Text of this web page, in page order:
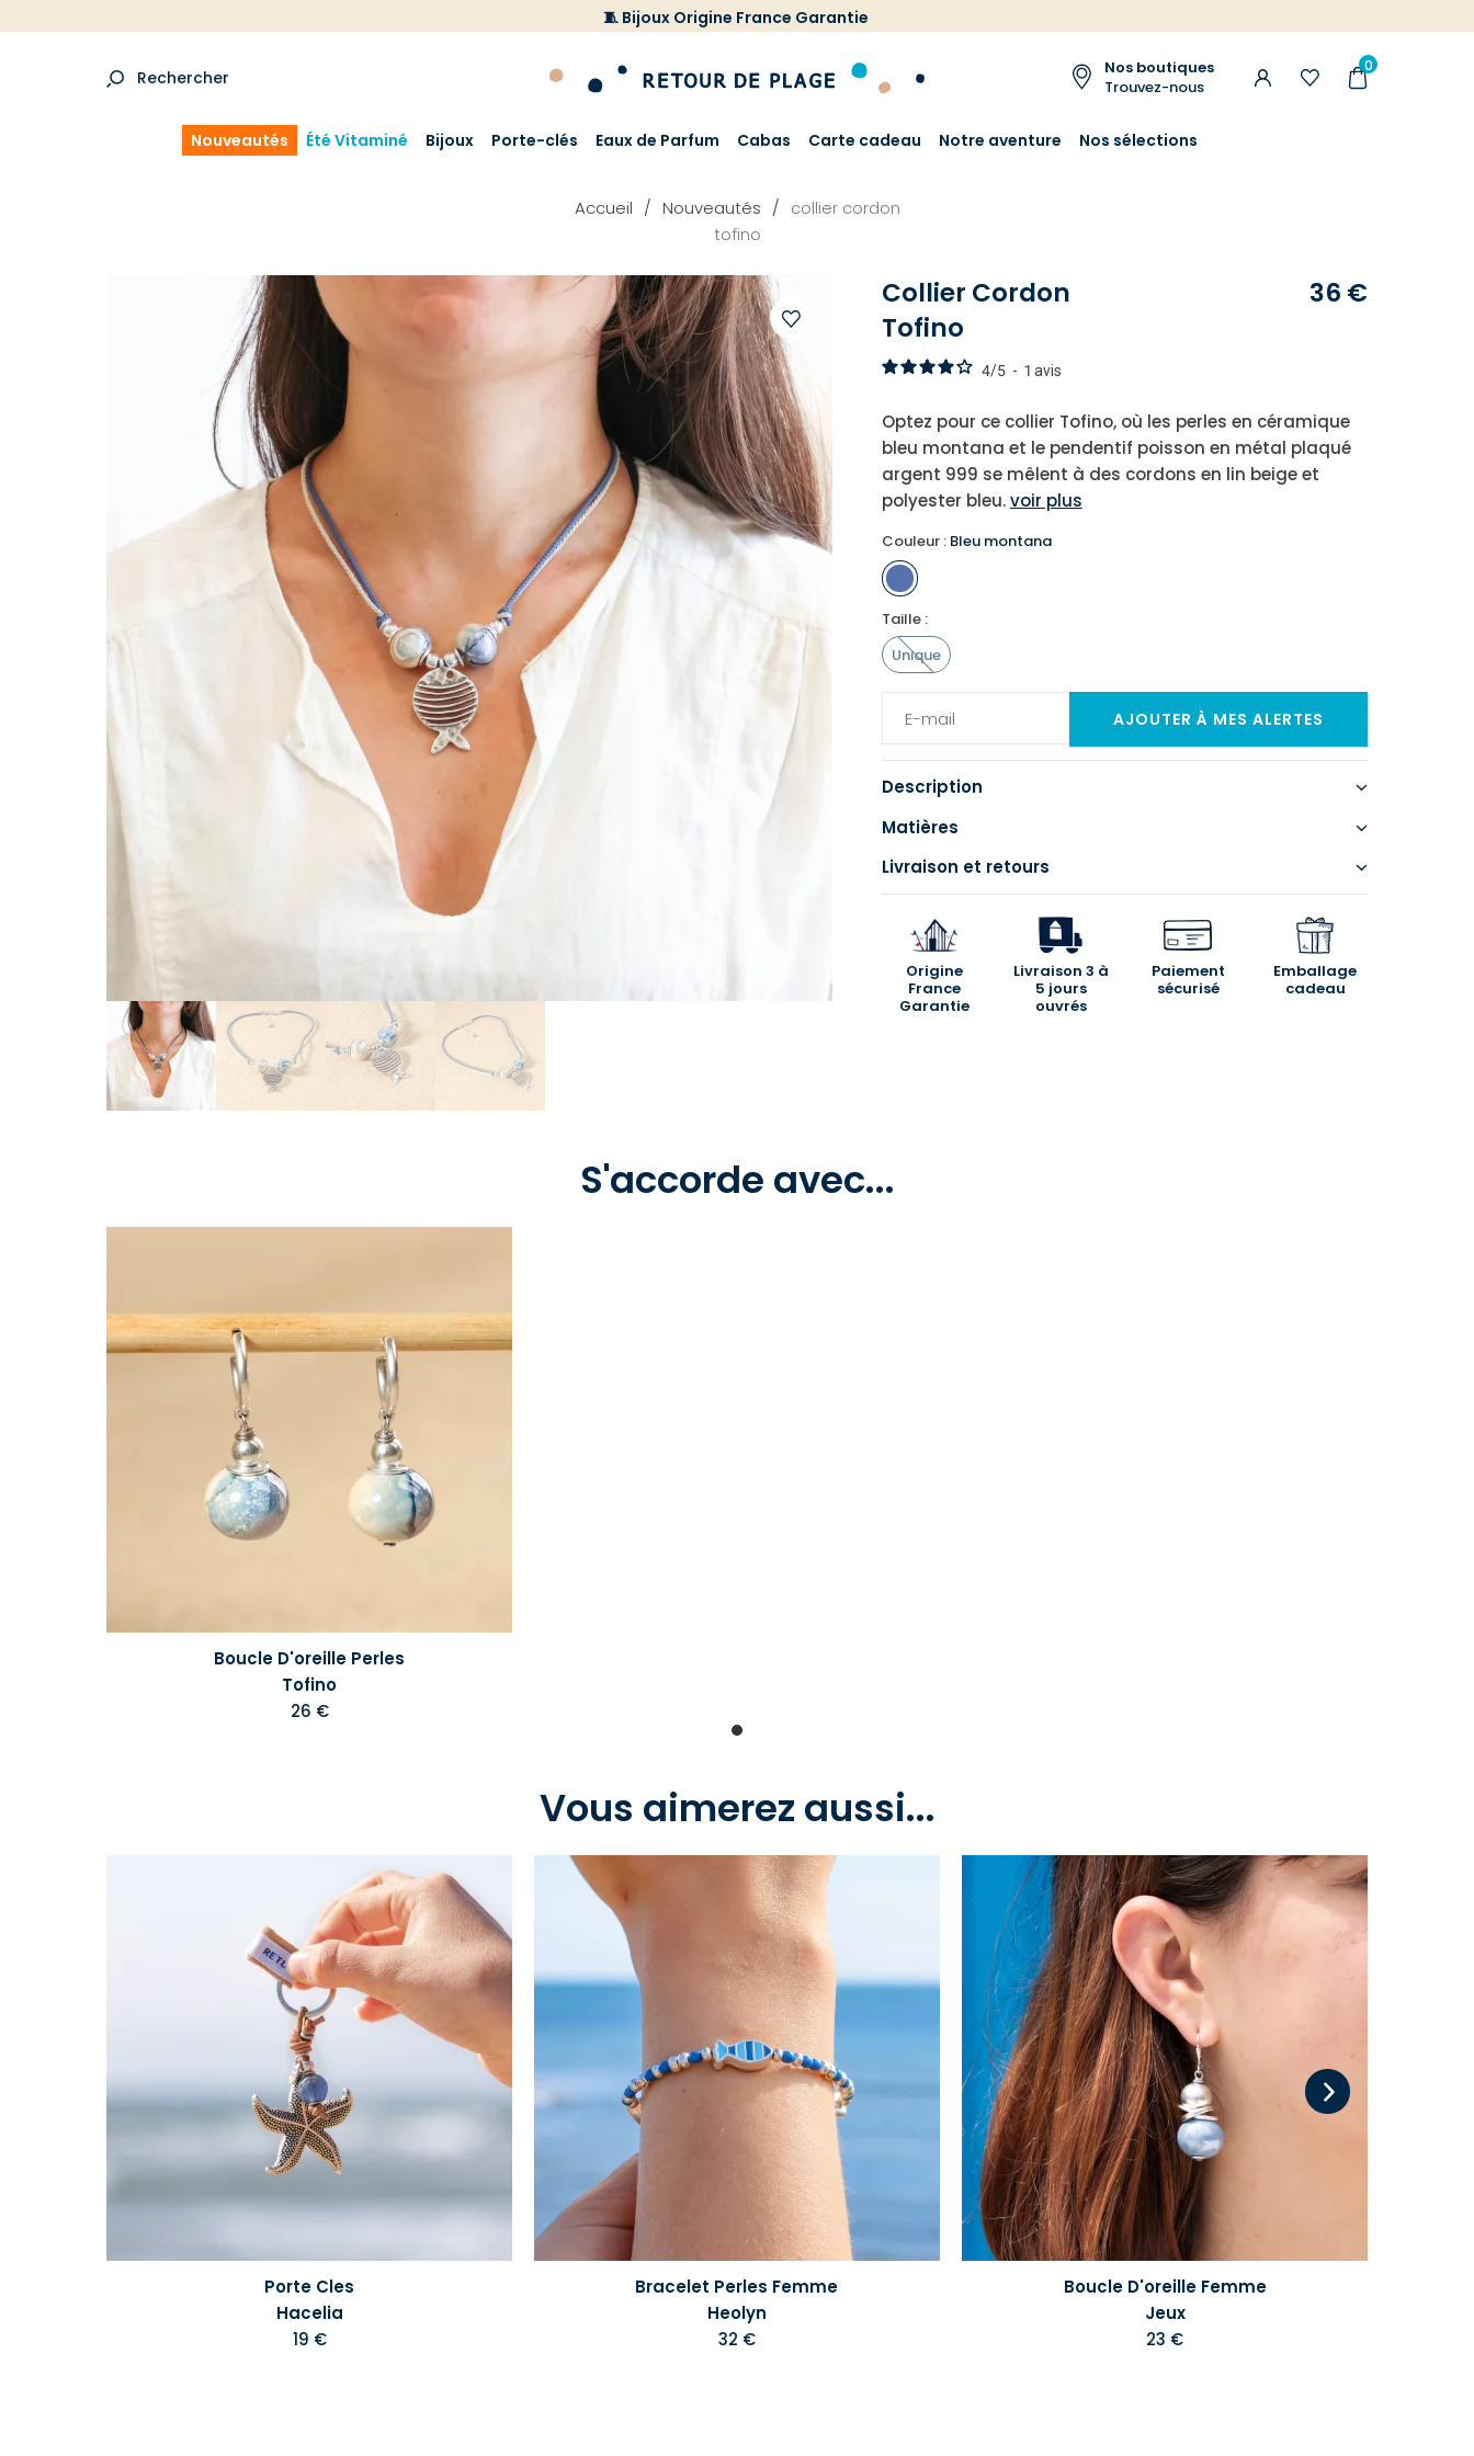
🧵 Bijoux Origine France Garantie
Rechercher
Nos boutiques
Trouvez-nous
0
Nouveautés Été Vitaminé Bijoux Porte-clés Eaux de Parfum Cabas Carte cadeau Notre aventure Nos sélections
Accueil Nouveautés
collier cordon
tofino
Ajouter
à
votre
liste
d'envies
Collier Cordon
Tofino
36 €
4/5 - 1 avis
Optez pour ce collier Tofino, où les perles en céramique
bleu montana et le pendentif poisson en métal plaqué
argent 999 se mêlent à des cordons en lin beige et
polyester bleu.voir plus
Couleur : Bleu montana
Taille :
Unique
Description
Matières
Livraison et retours
Origine
France
Garantie
Livraison 3 à
5 jours
ouvrés
Paiement
sécurisé
Emballage
cadeau
S'accorde avec...
Boucle D'oreille Perles
Tofino
26 €
Vous aimerez aussi...
Porte Cles
Hacelia
19 €
Bracelet Perles Femme
Heolyn
32 €
Boucle D'oreille Femme
Jeux
23 €